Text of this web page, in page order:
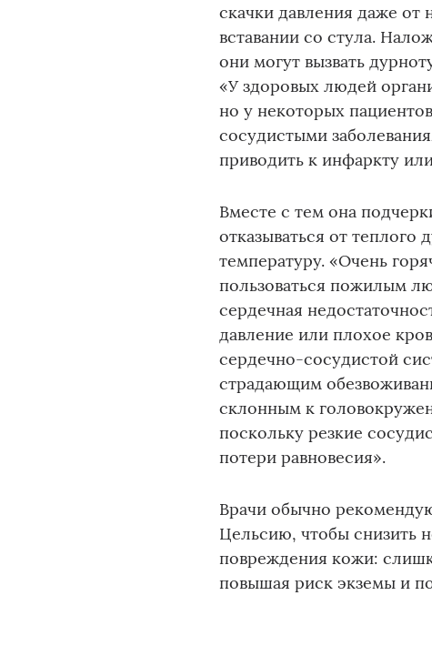
скачки давления даже
вставании со стула.
они могут вызвать
«У здоровых людей
но у некоторых
сосудистыми
приводить к инфаркту
Вместе с тем она
отказываться от теплого
температуру. «Очень
пользоваться пожилым
сердечная
давление или плохое
сердечно-сосудистой
страдающим
склонным к
поскольку резкие
потери равновесия».
Врачи обычно
Цельсию, чтобы снизить
повреждения кожи:
повышая риск экземы и